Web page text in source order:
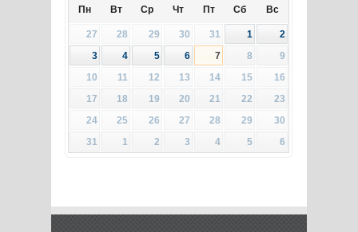
Пн Вт Ср Чт Пт Сб Вс
27 28 29 30 31 1
2
3
4 5 6 7 8
9
10
11 12 13 14 15
16
17
18 19 20 21 22
23
24
25 26 27 28 29
30
31
1 2 3 4 5 6